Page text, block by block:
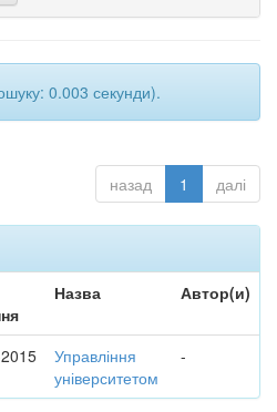
0.003 секунди).
назад 1 далі
Назва Автор(и)
Управління
університетом
-